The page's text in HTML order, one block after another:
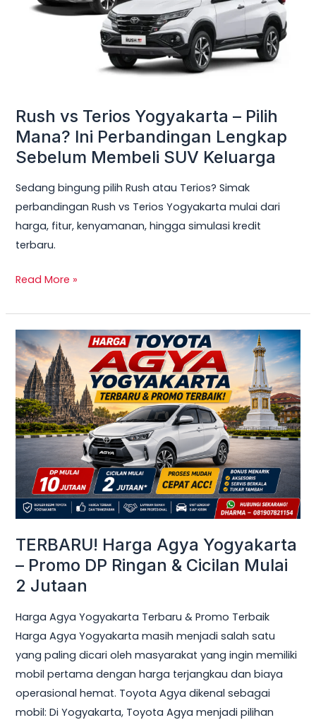
Rush vs Terios Yogyakarta – Pilih
Mana? Ini Perbandingan Lengkap
Sebelum Membeli SUV Keluarga
Sedang bingung pilih Rush atau Terios? Simak
perbandingan Rush vs Terios Yogyakarta mulai dari
harga, fitur, kenyamanan, hingga simulasi kredit
terbaru.
Pilih
Membeli
SUV
Keluarga
Read More »
TERBARU! Harga Agya Yogyakarta
– Promo DP Ringan & Cicilan Mulai
2 Jutaan
Harga Agya Yogyakarta Terbaru & Promo Terbaik
Harga Agya Yogyakarta masih menjadi salah satu
yang paling dicari oleh masyarakat yang ingin memiliki
mobil pertama dengan harga terjangkau dan biaya
operasional hemat. Toyota Agya dikenal sebagai
mobil: Di Yogyakarta, Toyota Agya menjadi pilihan
TERBARU!
Harga
Agya
Yogyakarta
–
Promo
DP
Ringan
Cicilan
2
Jutaan